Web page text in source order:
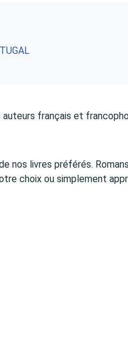
français et
nos livres préférés.
choix ou simplement